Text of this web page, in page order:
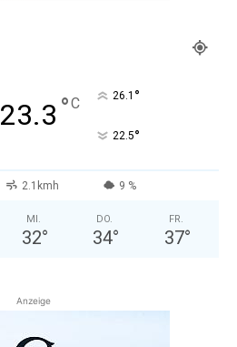
23.3 °C 26.1 °
22.5°
2.1kmh 9 %
MI.
32°
DO.
34°
FR.
37°
Anzeige